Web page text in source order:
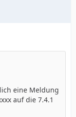
eine Meldung
auf die 7.4.1